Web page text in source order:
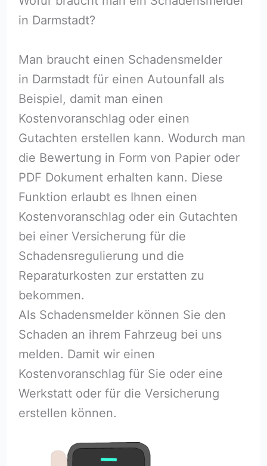
in Darmstadt?
Man braucht einen Schadensmelder
in Darmstadt für einen Autounfall als
Beispiel, damit man einen
Kostenvoranschlag oder einen
Gutachten erstellen kann. Wodurch man
die Bewertung in Form von Papier oder
PDF Dokument erhalten kann. Diese
Funktion erlaubt es Ihnen einen
Kostenvoranschlag oder ein Gutachten
bei einer Versicherung für die
Schadensregulierung und die
Reparaturkosten zur erstatten zu
bekommen.
Als Schadensmelder können Sie den
Schaden an ihrem Fahrzeug bei uns
melden. Damit wir einen
Kostenvoranschlag für Sie oder eine
Werkstatt oder für die Versicherung
erstellen können.